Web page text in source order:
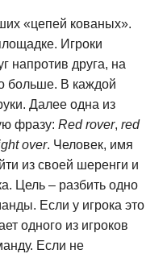
«цепей кованых».
Игроки
напротив друга, на
больше. В каждой
Далее одна из
фразу: Red rover, red
over. Человек, имя
из своей шеренги и
Цель – разбить одно
Если у игрока это
одного из игроков
Если не